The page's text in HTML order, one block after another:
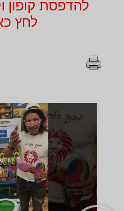
להדפסת קופון
לחץ